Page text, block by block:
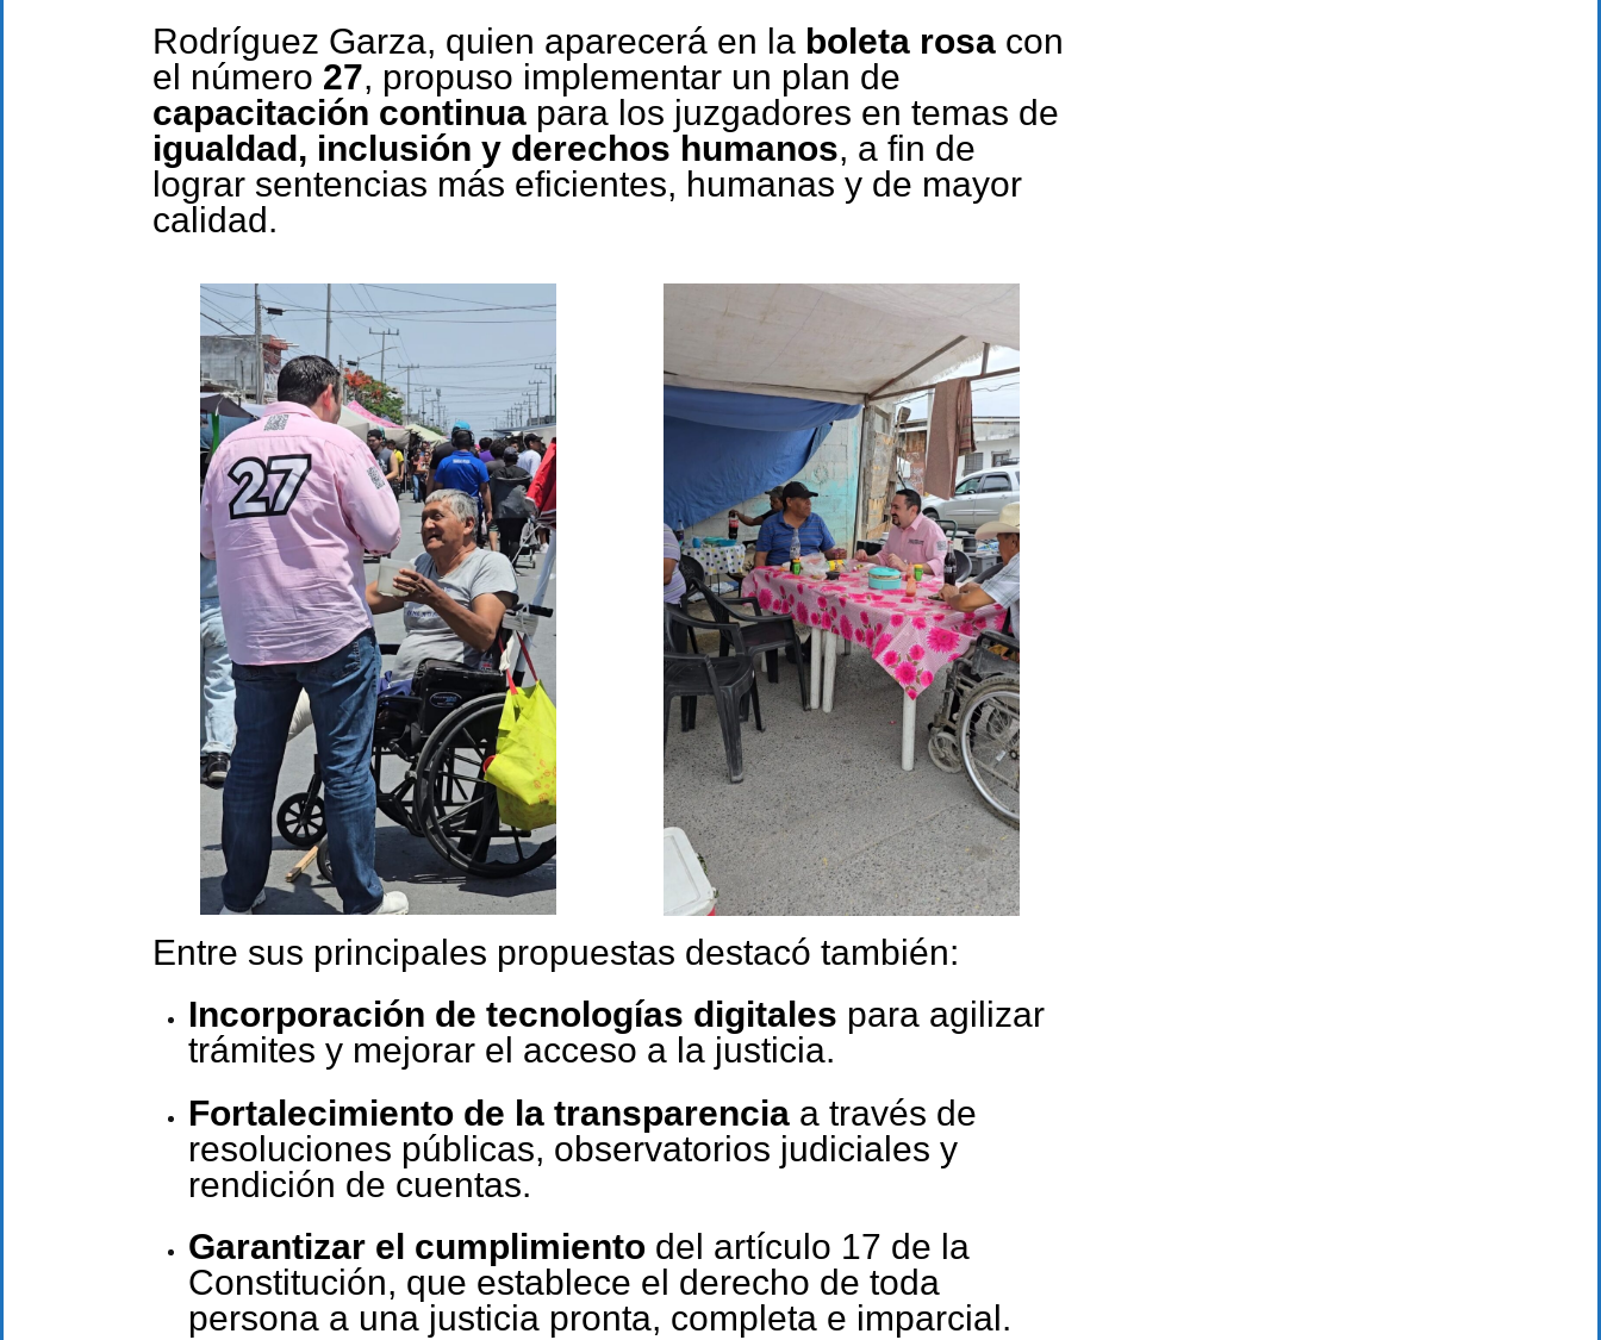
Rodríguez Garza, quien aparecerá en la boleta rosa con
el número 27, propuso implementar un plan de
capacitación continua para los juzgadores en temas de
igualdad, inclusión y derechos humanos, a fin de
lograr sentencias más eficientes, humanas y de mayor
calidad.
Entre sus principales propuestas destacó también:
Incorporación de tecnologías digitales para agilizar
trámites y mejorar el acceso a la justicia.
Fortalecimiento de la transparencia a través de
resoluciones públicas, observatorios judiciales y
rendición de cuentas.
Garantizar el cumplimiento del artículo 17 de la
Constitución, que establece el derecho de toda
persona a una justicia pronta, completa e imparcial.